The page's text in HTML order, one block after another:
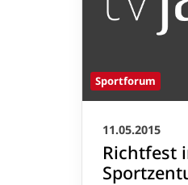
Sportforum
11.05.2015
Richtfest